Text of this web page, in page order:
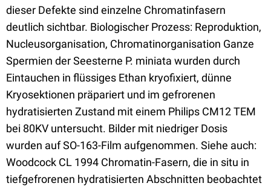
dieser Defekte sind einzelne Chromatinfasern
deutlich sichtbar. Biologischer Prozess: Reproduktion,
Nucleusorganisation, Chromatinorganisation Ganze
Spermien der Seesterne P. miniata wurden durch
Eintauchen in flüssiges Ethan kryofixiert, dünne
Kryosektionen präpariert und im gefrorenen
hydratisierten Zustand mit einem Philips CM12 TEM
bei 80KV untersucht. Bilder mit niedriger Dosis
wurden auf SO-163-Film aufgenommen. Siehe auch:
Woodcock CL 1994 Chromatin-Fasern, die in situ in
tiefgefrorenen hydratisierten Abschnitten beobachtet